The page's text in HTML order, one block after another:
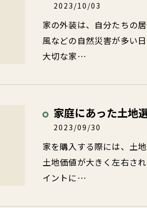
2023/10/03
家の外装は、自分たちの
風などの自然災害が多い
大切な家…
家庭にあった土地
2023/09/30
家を購入する際には、土
土地価値が大きく左右さ
イントに…